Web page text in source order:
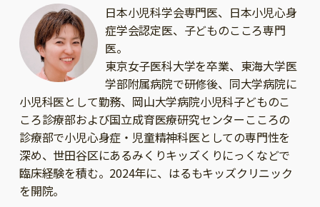
0歳
1歳
2歳
3歳
年中
年長
小学1年生
小学2年生
小学3年生
小学4年生
小学5年生
小学6年生
特集
こそだてニュース
イベント
ニュース
そだち＆まなび
ワーク・ドリル
幼稚園・保育園
小学校
こそだて生活
住まい
ファッション・美容
こそだてマンガ
日本小児科学会専門医、日本小児心身
症学会認定医、子どものこころ専門
医。
東京女子医科大学を卒業、東海大学医
学部附属病院で研修後、同大学病院に
小児科医として勤務、岡山大学病院小児科子どものこ
ころ診療部および国立成育医療研究センターこころの
診療部で小児心身症・児童精神科医としての専門性を
深め、世田谷区にあるみくりキッズくりにっくなどで
臨床経験を積む。2024年に、はるもキッズクリニック
を開院。